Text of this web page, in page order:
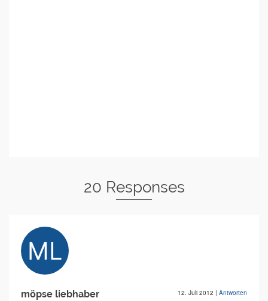
20 Responses
möpse liebhaber 12. Juli 2012 | Antworten